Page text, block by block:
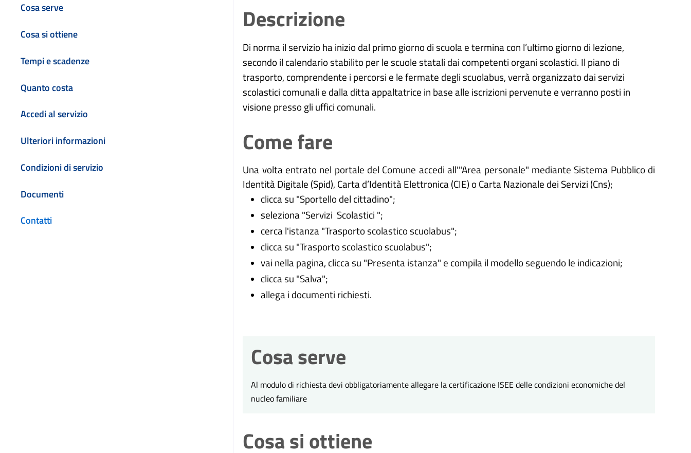
Cosa serve
Cosa si ottiene
Tempi e scadenze
Quanto costa
Accedi al servizio
Ulteriori informazioni
Condizioni di servizio
Documenti
Contatti
Descrizione
Di norma il servizio ha inizio dal primo giorno di scuola e termina con l’ultimo giorno di lezione,
secondo il calendario stabilito per le scuole statali dai competenti organi scolastici. Il piano di
trasporto, comprendente i percorsi e le fermate degli scuolabus, verrà organizzato dai servizi
scolastici comunali e dalla ditta appaltatrice in base alle iscrizioni pervenute e verranno posti in
visione presso gli uffici comunali.
Come fare
Una volta entrato nel portale del Comune accedi all'"Area personale" mediante Sistema Pubblico di
Identità Digitale (Spid), Carta d’Identità Elettronica (CIE) o Carta Nazionale dei Servizi (Cns);
clicca su "Sportello del cittadino";
seleziona "Servizi Scolastici ";
cerca l'istanza "Trasporto scolastico scuolabus";
clicca su "Trasporto scolastico scuolabus";
vai nella pagina, clicca su "Presenta istanza" e compila il modello seguendo le indicazioni;
clicca su "Salva";
allega i documenti richiesti.
Cosa serve
Al modulo di richiesta devi obbligatoriamente allegare la certificazione ISEE delle condizioni economiche del
nucleo familiare
Cosa si ottiene